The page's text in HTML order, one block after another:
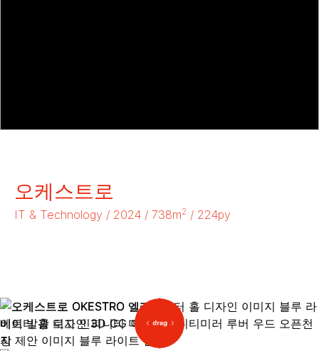
오케스트로
IT & Technology / 2024 / 738m2 / 224py